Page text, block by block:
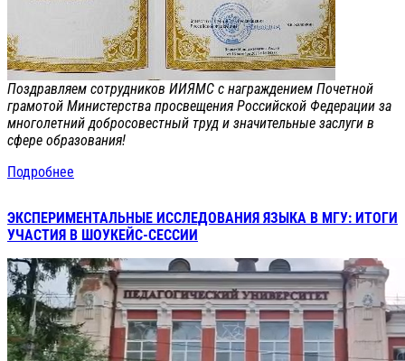
Поздравляем сотрудников ИИЯМС с награждением Почетной
грамотой Министерства просвещения Российской Федерации за
многолетний добросовестный труд и значительные заслуги в
сфере образования!
Подробнее
ЭКСПЕРИМЕНТАЛЬНЫЕ ИССЛЕДОВАНИЯ ЯЗЫКА В МГУ: ИТОГИ
УЧАСТИЯ В ШОУКЕЙС-СЕССИИ